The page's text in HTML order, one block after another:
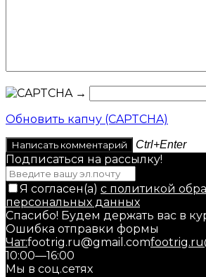
→
Обновить капчу (CAPTCHA)
Ctrl+Enter
Подписаться на рассылкy!
Я согласен(a) с политикой
персональных данных
Спасибо! Будем держать вас в
Ошибка отправки формы
Чат:footrig.ru@gmail.com
10:00—16:00
Мы в соц.сетях